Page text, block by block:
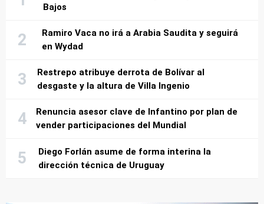
Bajos
Ramiro Vaca no irá a Arabia Saudita y seguirá
en Wydad
Restrepo atribuye derrota de Bolívar al
desgaste y la altura de Villa Ingenio
Renuncia asesor clave de Infantino por plan de
vender participaciones del Mundial
Diego Forlán asume de forma interina la
dirección técnica de Uruguay